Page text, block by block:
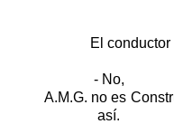
El conductor
A.M.G.
- No,
no es
así.